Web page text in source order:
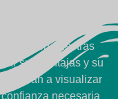
JNOD en nuestras
sus ventajas y su
a visualizar
necesaria